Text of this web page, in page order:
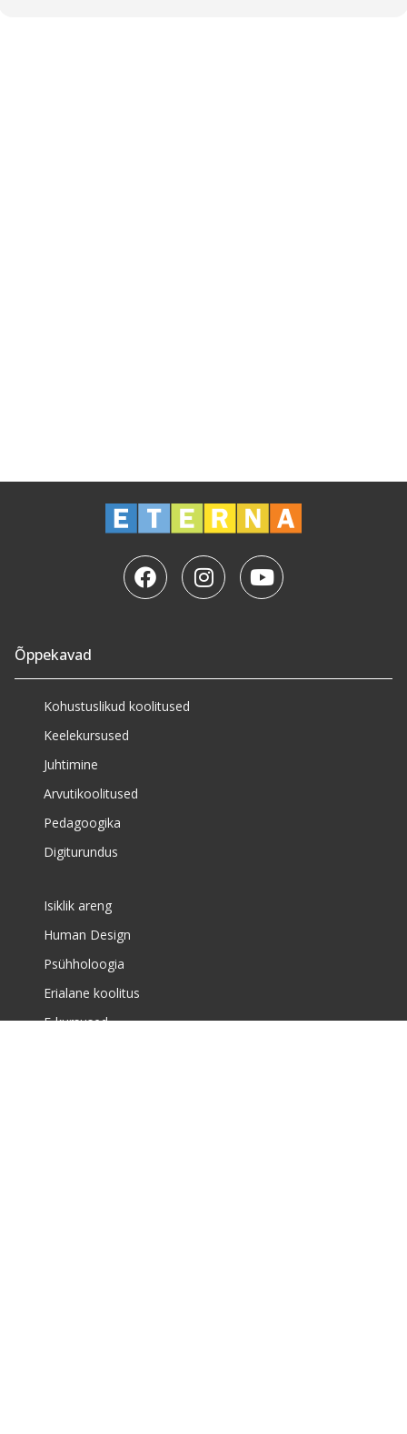
Õppekavad
Kohustuslikud koolitused
Keelekursused
Juhtimine
Arvutikoolitused
Pedagoogika
Digiturundus
Isiklik areng
Human Design
Psühholoogia
Erialane koolitus
E-kursused